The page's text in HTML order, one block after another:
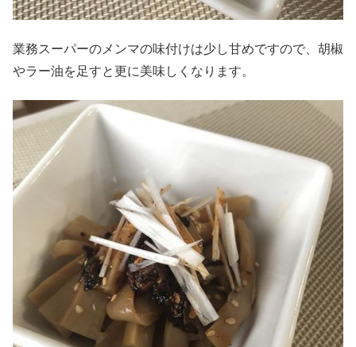
業務スーパーのメンマの味付けは少し甘めですので、胡椒
やラー油を足すと更に美味しくなります。